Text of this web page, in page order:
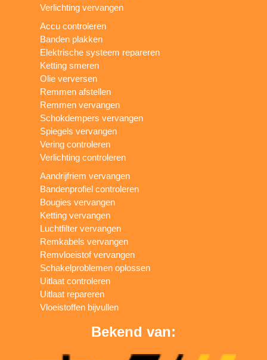
Verlichting vervangen
Accu controleren
Banden plakken
Elektrische systeem repareren
Ketting smeren
Olie verversen
Remmen afstellen
Remmen vervangen
Schokdempers vervangen
Spiegels vervangen
Vering controleren
Verlichting controleren
Aandrijfriem vervangen
Bandenprofiel controleren
Bougies vervangen
Ketting vervangen
Luchtfilter vervangen
Remkabels vervangen
Remvloeistof vervangen
Schakelproblemen oplossen
Uitlaat controleren
Uitlaat repareren
Vloeistoffen bijvullen
Bekend van: